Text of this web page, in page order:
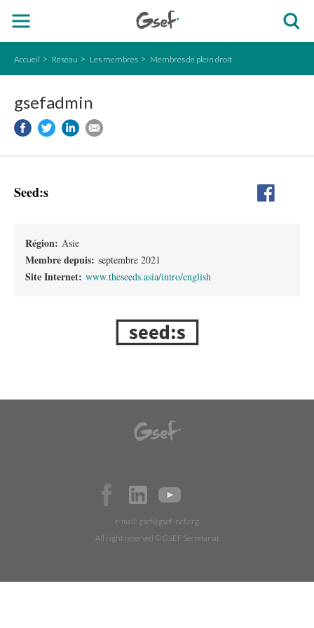
Accueil Réseau Les membres Membres de plein droit
gsefadmin
Seed:s
Région: Asie
Membre depuis: septembre 2021
Site Internet: www.theseeds.asia/intro/english
e-mail: gsef@gsef-net.org
All right reserved © GSEF Secretariat